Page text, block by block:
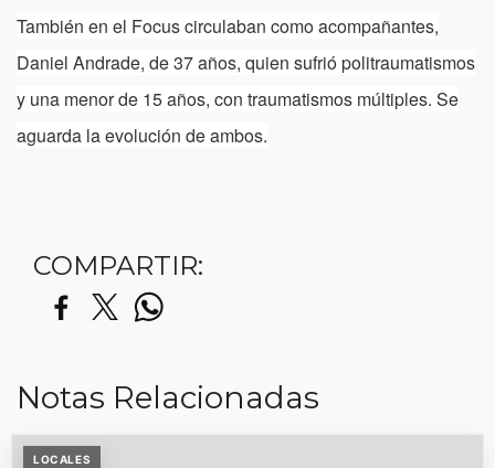
También en el Focus circulaban como acompañantes,
Daniel Andrade, de 37 años, quien sufrió politraumatismos
y una menor de 15 años, con traumatismos múltiples. Se
aguarda la evolución de ambos.
COMPARTIR:
Notas Relacionadas
LOCALES